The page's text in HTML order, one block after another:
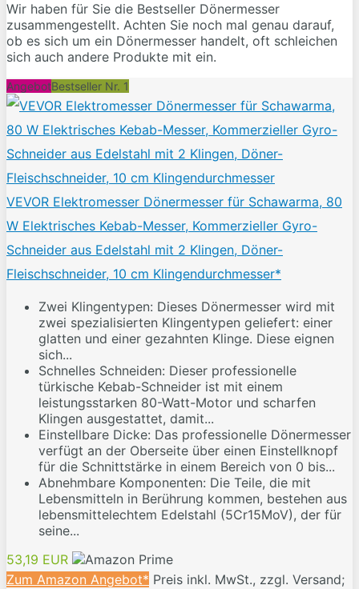
Wir haben für Sie die Bestseller Dönermesser
zusammengestellt. Achten Sie noch mal genau darauf,
ob es sich um ein Dönermesser handelt, oft schleichen
sich auch andere Produkte mit ein.
AngebotBestseller Nr. 1
VEVOR Elektromesser Dönermesser für Schawarma, 80
W Elektrisches Kebab-Messer, Kommerzieller Gyro-
Schneider aus Edelstahl mit 2 Klingen, Döner-
Fleischschneider, 10 cm Klingendurchmesser*
Zwei Klingentypen: Dieses Dönermesser wird mit
zwei spezialisierten Klingentypen geliefert: einer
glatten und einer gezahnten Klinge. Diese eignen
sich...
Schnelles Schneiden: Dieser professionelle
türkische Kebab-Schneider ist mit einem
leistungsstarken 80-Watt-Motor und scharfen
Klingen ausgestattet, damit...
Einstellbare Dicke: Das professionelle Dönermesser
verfügt an der Oberseite über einen Einstellknopf
für die Schnittstärke in einem Bereich von 0 bis...
Abnehmbare Komponenten: Die Teile, die mit
Lebensmitteln in Berührung kommen, bestehen aus
lebensmittelechtem Edelstahl (5Cr15MoV), der für
seine...
53,19 EUR
Zum Amazon Angebot* Preis inkl. MwSt., zzgl. Versand;